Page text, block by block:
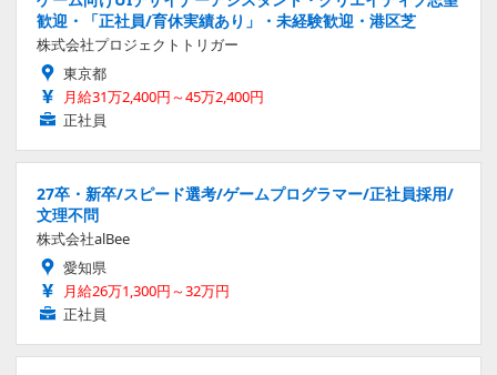
歓迎・「正社員/育休実績あり」・未経験歓迎・港区芝
株式会社プロジェクトトリガー
東京都
月給31万2,400円～45万2,400円
正社員
27卒・新卒/スピード選考/ゲームプログラマー/正社員採用/
文理不問
株式会社alBee
愛知県
月給26万1,300円～32万円
正社員